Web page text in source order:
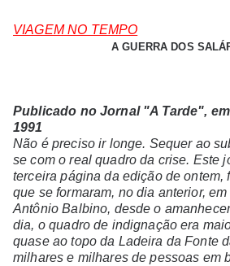
VIAGEM NO TEMPO
A GUERRA DOS
Publicado no Jornal "A Tarde",
1991
Não é preciso ir longe. Sequer ao
se com o real quadro da crise. Este
terceira página da edição de ontem,
que se formaram, no dia anterior,
Antônio Balbino, desde o
dia, o quadro de indignação era
quase ao topo da Ladeira da Fonte
milhares e milhares de pessoas em